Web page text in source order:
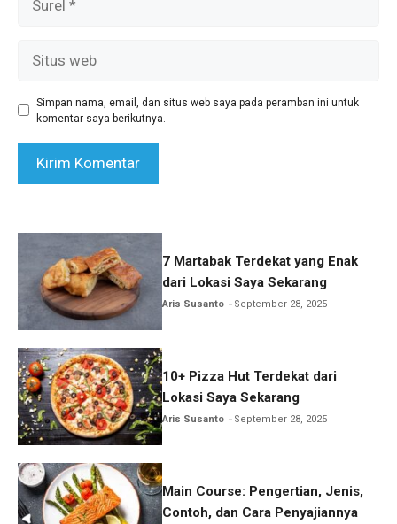
web
Simpan nama, email, dan situs web saya pada peramban ini untuk
komentar saya berikutnya.
7 Martabak Terdekat yang Enak
dari Lokasi Saya Sekarang
Aris Susanto September 28, 2025
10+ Pizza Hut Terdekat dari
Lokasi Saya Sekarang
Aris Susanto September 28, 2025
Main Course: Pengertian, Jenis,
Contoh, dan Cara Penyajiannya